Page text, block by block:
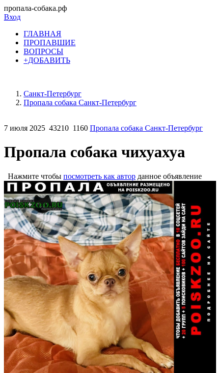
пропала-собака.рф
Вход
ГЛАВНАЯ
ПРОПАВШИЕ
ВОПРОСЫ
+ДОБАВИТЬ
Санкт-Петербург
Пропала собака Санкт-Петербург
7 июля 2025 43210 1160 Пропала собака Санкт-Петербург
Пропала собака чихуахуа
Нажмите чтобы посмотреть как автор данное объявление